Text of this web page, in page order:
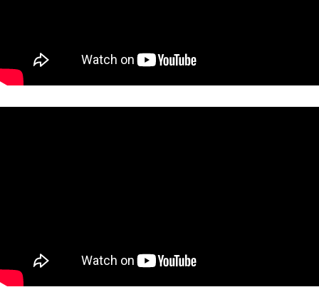
Success stories
LINKEDIN